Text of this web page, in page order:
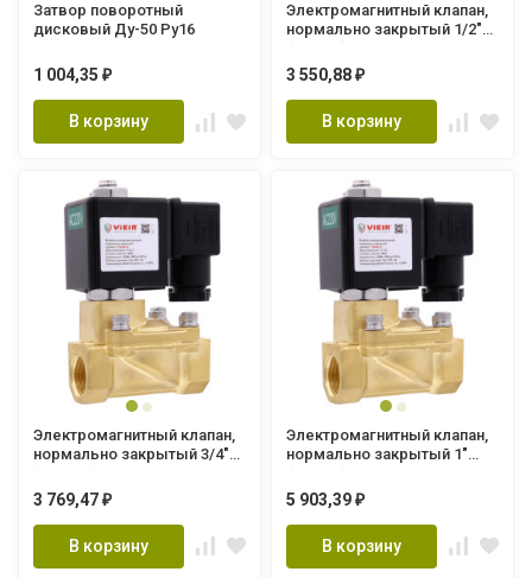
Затвор поворотный
дисковый Ду-50 Ру16
1 004,35 ₽
В корзину
Электромагнитный клапан,
нормально закрытый 1/2"
3 550,88 ₽
В корзину
Электромагнитный клапан,
нормально закрытый 3/4"
3 769,47 ₽
В корзину
Электромагнитный клапан,
нормально закрытый 1"
5 903,39 ₽
В корзину